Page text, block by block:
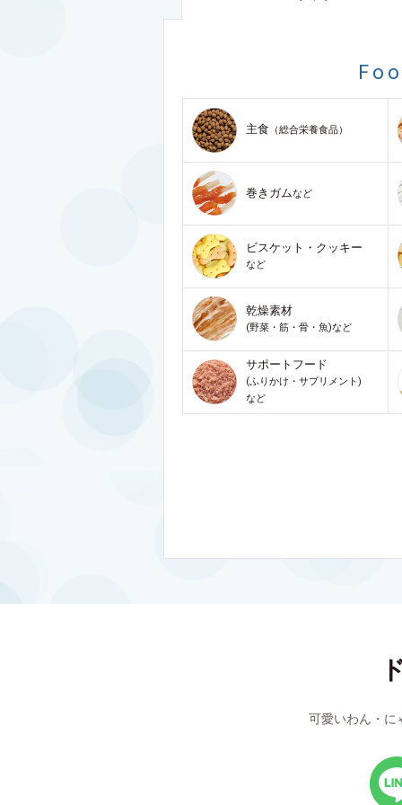
主食 （総合栄養食品）
巻きガムなど
ビスケット・クッキー
など
乾燥素材
(野菜・筋・骨・魚)など
サポートフード
(ふりかけ・サプリメント)
など
可愛いわん・に